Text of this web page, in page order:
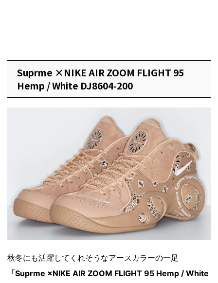
Suprme ×NIKE AIR ZOOM FLIGHT 95
Hemp / White DJ8604-200
秋冬にも活躍してくれそうなアースカラーの一足
「Suprme ×NIKE AIR ZOOM FLIGHT 95 Hemp / White